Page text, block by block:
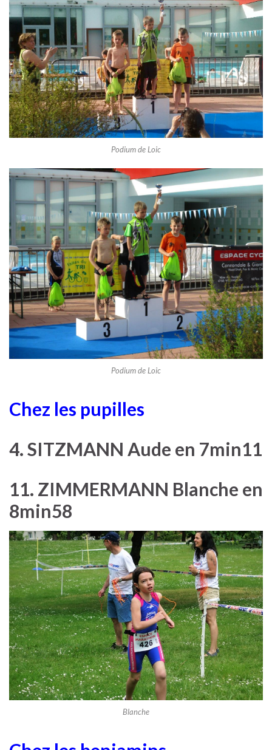
Podium de Loic
Podium de Loic
Chez les pupilles
4. SITZMANN Aude en 7min11
11. ZIMMERMANN Blanche en
8min58
Blanche